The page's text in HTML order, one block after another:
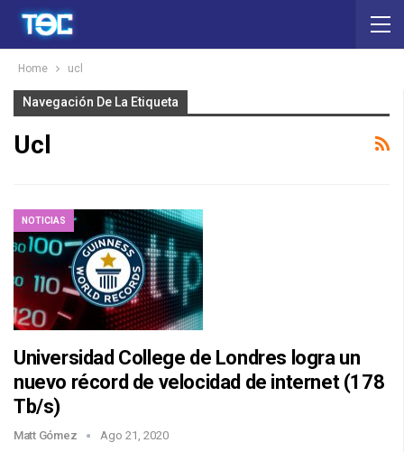
Home ucl
Navegación De La Etiqueta
Ucl
NOTICIAS
Universidad College de Londres logra un
nuevo récord de velocidad de internet (178
Tb/s)
Matt Gómez Ago 21, 2020